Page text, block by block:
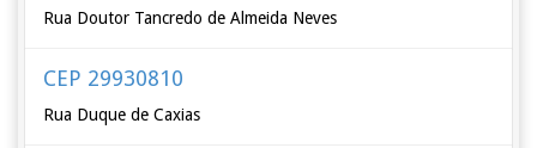
Rua Doutor Tancredo de Almeida Neves
CEP 29930810
Rua Duque de Caxias